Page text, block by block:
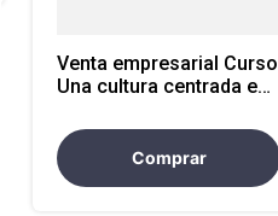
Venta empresarial Curso
Una cultura centrada en
Comprar